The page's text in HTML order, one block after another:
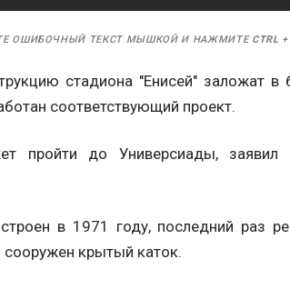
ОШИБОЧНЫЙ ТЕКСТ МЫШКОЙ И НАЖМИТЕ CTRL +
стадиона "Енисей" заложат
соответствующий проект.
пройти до Универсиады,
в 1971 году, последний раз
крытый каток.